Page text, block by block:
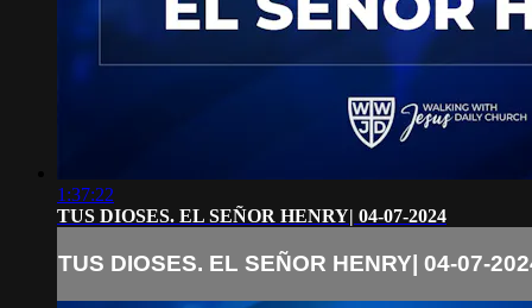
1:37:22
TUS DIOSES. EL SEÑOR HENRY| 04-07-2024
TUS DIOSES. EL SEÑOR HENRY| 04-07-